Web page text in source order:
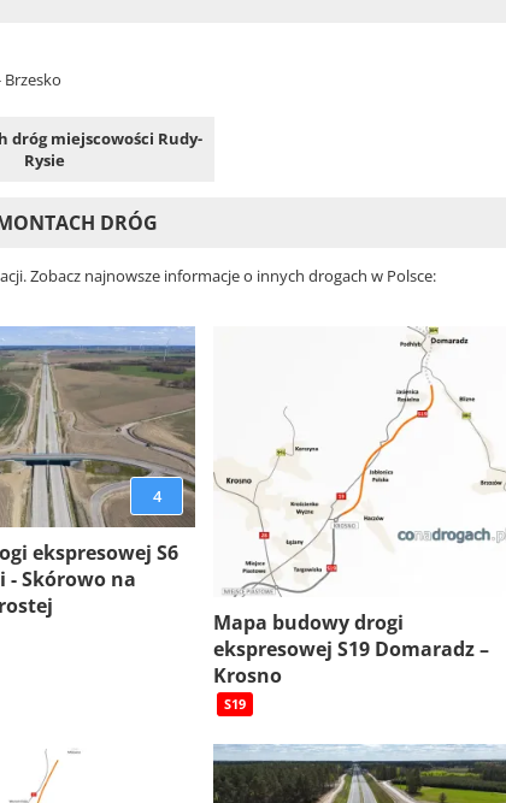
Brzesko
dróg miejscowości Rudy-
Rysie
DRÓG
Zobacz najnowsze informacje o innych drogach w Polsce:
4
ekspresowej S6
- Skórowo na
Mapa budowy drogi
ekspresowej S19 Domaradz –
Krosno
S19